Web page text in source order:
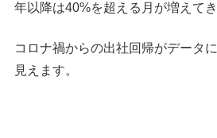
年以降は40%を超える月が増えてき
コロナ禍からの出社回帰がデータ
見えます。